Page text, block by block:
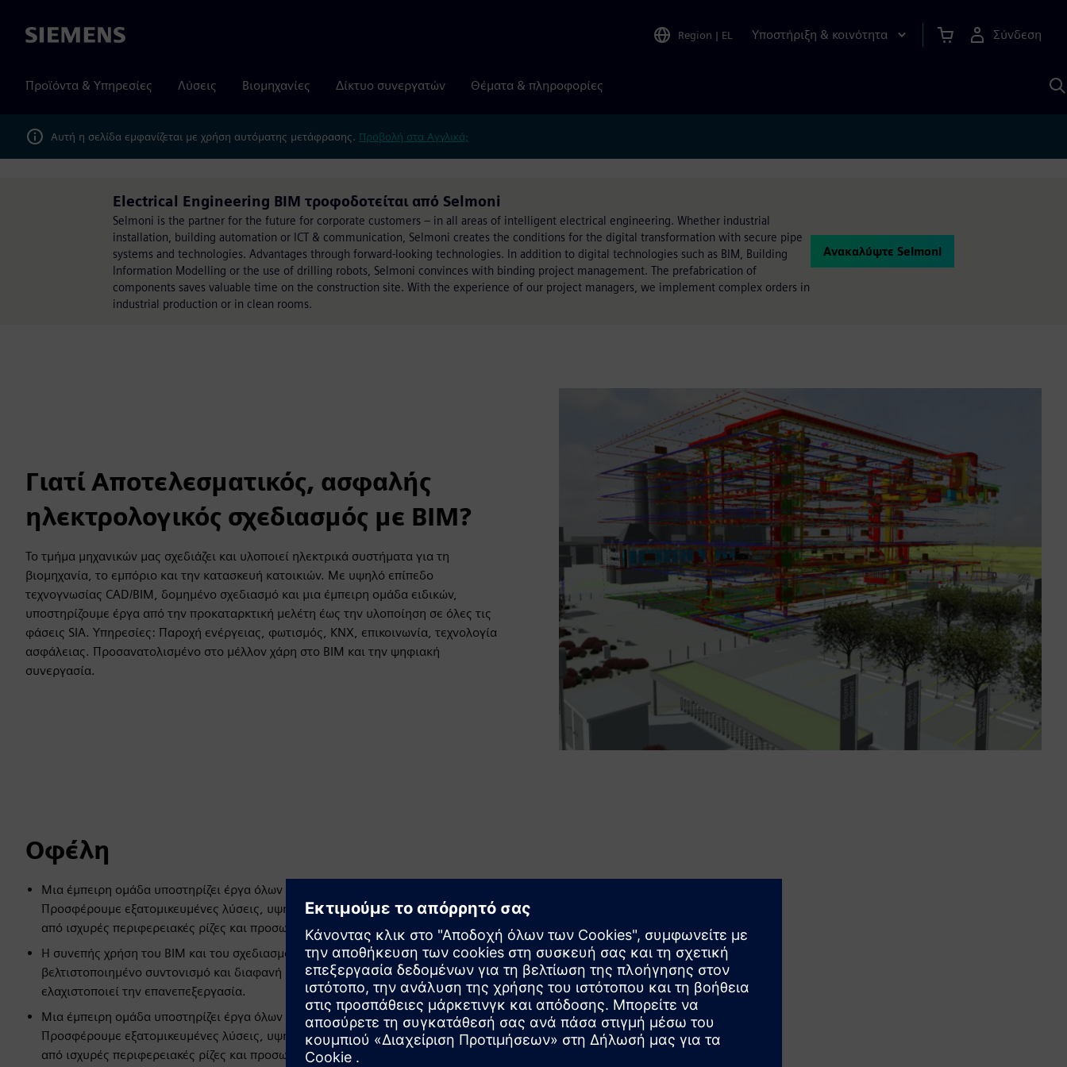
Siemens Region | EL Υποστήριξη & κοινότητα Σύνδεση
Προϊόντα & Υπηρεσίες Λύσεις Βιομηχανίες Δίκτυο συνεργατών Θέματα & πληροφορίες
Αυτή η σελίδα εμφανίζεται με χρήση αυτόματης μετάφρασης. Προβολή στα Αγγλικά;
Electrical Engineering BIM τροφοδοτείται από Selmoni
Selmoni is the partner for the future for corporate customers – in all areas of intelligent electrical engineering. Whether industrial
installation, building automation or ICT & communication, Selmoni creates the conditions for the digital transformation with secure pipe
systems and technologies. Advantages through forward-looking technologies. In addition to digital technologies such as BIM, Building
Information Modelling or the use of drilling robots, Selmoni convinces with binding project management. The prefabrication of
components saves valuable time on the construction site. With the experience of our project managers, we implement complex orders in
industrial production or in clean rooms.
Ανακαλύψτε Selmoni
Γιατί Αποτελεσματικός, ασφαλής
ηλεκτρολογικός σχεδιασμός με BIM?
Το τμήμα μηχανικών μας σχεδιάζει και υλοποιεί ηλεκτρικά συστήματα για τη
βιομηχανία, το εμπόριο και την κατασκευή κατοικιών. Με υψηλό επίπεδο
τεχνογνωσίας CAD/BIM, δομημένο σχεδιασμό και μια έμπειρη ομάδα ειδικών,
υποστηρίζουμε έργα από την προκαταρκτική μελέτη έως την υλοποίηση σε όλες τις
φάσεις SIA. Υπηρεσίες: Παροχή ενέργειας, φωτισμός, KNX, επικοινωνία, τεχνολογία
ασφάλειας. Προσανατολισμένο στο μέλλον χάρη στο BIM και την ψηφιακή
συνεργασία.
Οφέλη
Μια έμπειρη ομάδα υποστηρίζει έργα όλων των μεγεθών—από βιομηχανικούς χώρους έως κατασκευές κατοικιών.
Προσφέρουμε εξατομικευμένες λύσεις, υψηλή διαθεσιμότητα και γρήγορους χρόνους απόκρισης, υποστηριζόμενες
από ισχυρές περιφερειακές ρίζες και προσωπική υποστήριξη.
Η συνεπής χρήση του BIM και του σχεδιασμού βάσει μοντέλων επιτρέπει πρώιμους ελέγχους σύγκρουσης,
βελτιστοποιημένο συντονισμό και διαφανή διαχείριση έργων. Αυτό αυξάνει την αποτελεσματικότητα και
ελαχιστοποιεί την επανεπεξεργασία.
Μια έμπειρη ομάδα υποστηρίζει έργα όλων των μεγεθών—από βιομηχανικούς χώρους έως κατασκευές κατοικιών.
Προσφέρουμε εξατομικευμένες λύσεις, υψηλή διαθεσιμότητα και γρήγορους χρόνους απόκρισης, υποστηριζόμενες
από ισχυρές περιφερειακές ρίζες και προσωπική υποστήριξη.